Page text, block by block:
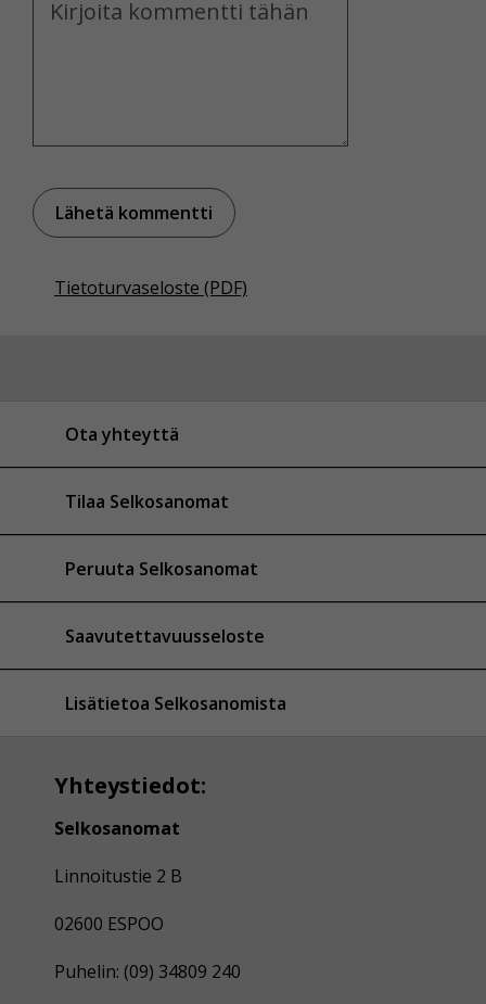
Tietoturvaseloste (PDF)
Ota yhteyttä
Tilaa Selkosanomat
Peruuta Selkosanomat
Saavutettavuusseloste
Lisätietoa Selkosanomista
Yhteystiedot:
Selkosanomat
Linnoitustie 2 B
02600 ESPOO
Puhelin: (09) 34809 240
Voit valita, hyväksytkö näiden evästeiden käytön.